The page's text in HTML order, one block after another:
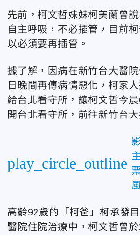
先前，柯文哲妹妹柯美蘭曾
自主呼吸，不必插管，目前
以必須要再插管。
據了解，因病在新竹台大醫
日晚間再傳病情惡化，柯家
給台北看守所，讓柯文哲今
開台北看守所，前往新竹台大
play_circle_outline
高齡92歲的「柯爸」柯承發
醫院住院治療中，柯文哲曾